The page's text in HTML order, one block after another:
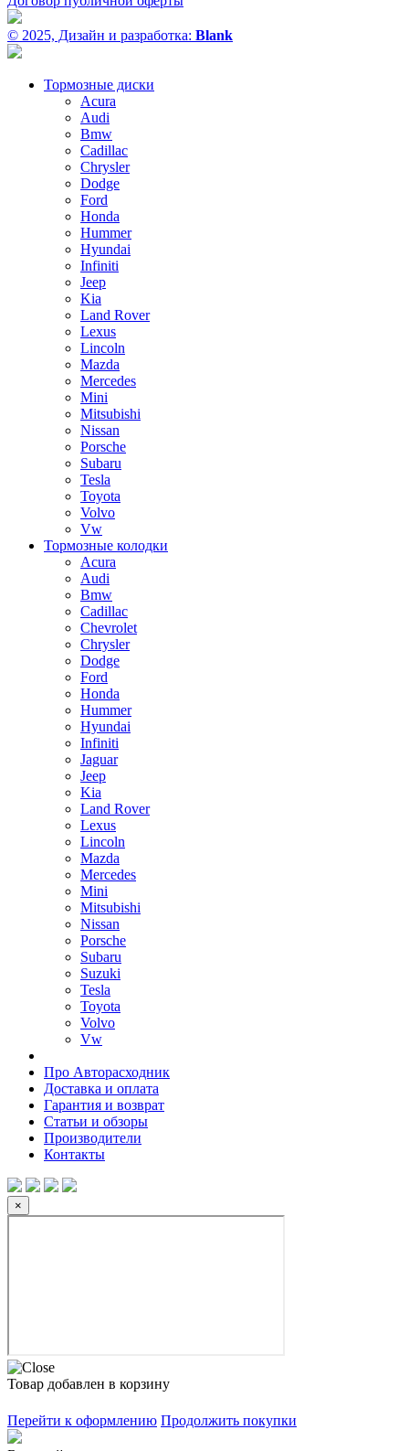
© 2025, Дизайн и разработка: Blank
Тормозные диски
Acura
Audi
Bmw
Cadillac
Chrysler
Dodge
Ford
Honda
Hummer
Hyundai
Infiniti
Jeep
Kia
Land Rover
Lexus
Lincoln
Mazda
Mercedes
Mini
Mitsubishi
Nissan
Porsche
Subaru
Tesla
Toyota
Volvo
Vw
Тормозные колодки
Acura
Audi
Bmw
Cadillac
Chevrolet
Chrysler
Dodge
Ford
Honda
Hummer
Hyundai
Infiniti
Jaguar
Jeep
Kia
Land Rover
Lexus
Lincoln
Mazda
Mercedes
Mini
Mitsubishi
Nissan
Porsche
Subaru
Suzuki
Tesla
Toyota
Volvo
Vw
Про Авторасходник
Доставка и оплата
Гарантия и возврат
Статьи и обзоры
Производители
Контакты
×
Товар добавлен в корзину
Перейти к оформлению Продолжить покупки